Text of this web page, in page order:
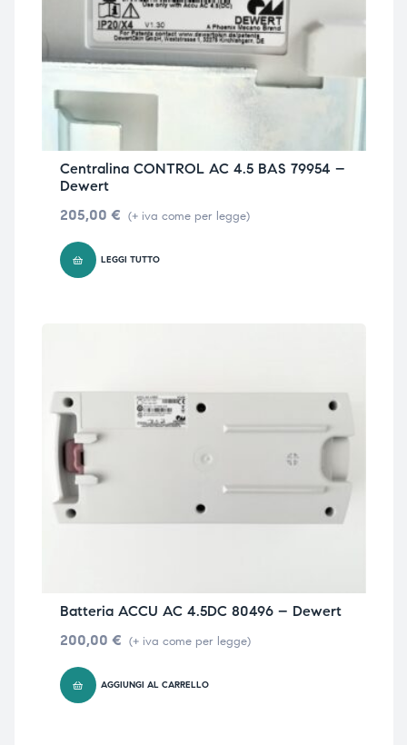
Centralina CONTROL AC 4.5 BAS 79954 –
Dewert
205,00 € (+ iva come per legge)
LEGGI TUTTO
Batteria ACCU AC 4.5DC 80496 – Dewert
200,00 € (+ iva come per legge)
AGGIUNGI AL CARRELLO